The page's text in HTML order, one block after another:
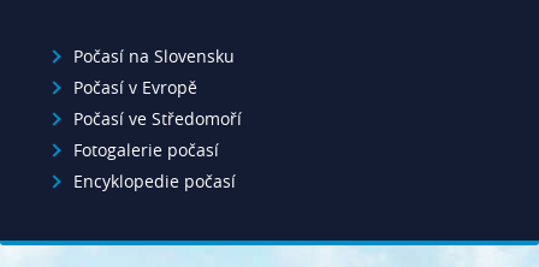
Počasí na Slovensku
Počasí v Evropě
Počasí ve Středomoří
Fotogalerie počasí
Encyklopedie počasí